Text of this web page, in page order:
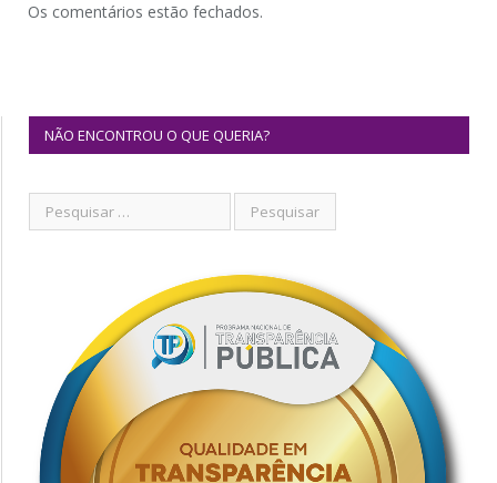
Os comentários estão fechados.
NÃO ENCONTROU O QUE QUERIA?